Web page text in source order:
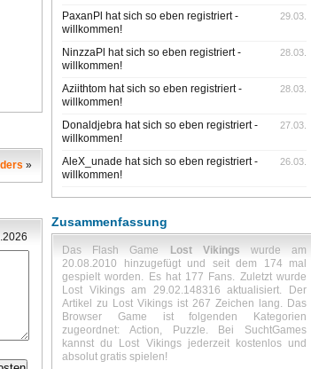
»
29.03.
PaxanPl hat sich so eben registriert -
willkommen!
28.03.
NinzzaPl hat sich so eben registriert -
willkommen!
28.03.
Aziithtom hat sich so eben registriert -
willkommen!
27.03.
Donaldjebra hat sich so eben registriert -
willkommen!
26.03.
AleX_unade hat sich so eben registriert -
willkommen!
Zusammenfassung
Das Flash Game Lost Vikings wurde am
20.08.2010 hinzugefügt und seit dem 174 mal
gespielt worden. Es hat 177 Fans. Zuletzt wurde
Lost Vikings am 29.02.148316 aktualisiert. Der
Artikel zu Lost Vikings ist 267 Zeichen lang. Das
Browser Game ist folgenden Kategorien
zugeordnet: Action, Puzzle. Bei SuchtGames
kannst du Lost Vikings jederzeit kostenlos und
absolut gratis spielen!